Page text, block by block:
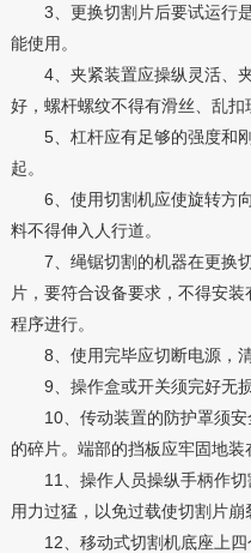
3、更换切割片后要试运行是
能使用。
4、夹紧装置应操纵灵活、夹
好，螺杆螺纹不得有滑丝、乱扣
5、杠杆应有足够的强度和刚
起。
6、使用切割机应使旋转方向
料不得伸入人行道。
7、绳锯切割的机器在更换切
片，要符合设备要求，不得安
程序进行。
8、使用完毕应切断电源，清
9、操作盒或开关须完好无损
10、传动装置的防护罩须安
的碎片。端部的挡板应牢固地装
11、操作人员操纵手柄作切
用力过猛，以免过载使切割片崩
12、移动式切割机底座上四